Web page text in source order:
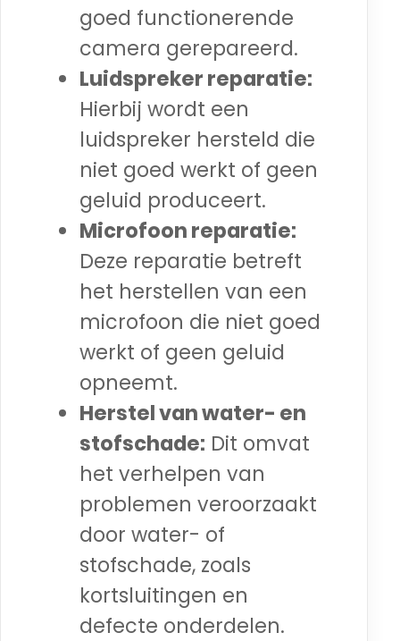
goed functionerende
camera gerepareerd.
Luidspreker reparatie:
Hierbij wordt een
luidspreker hersteld die
niet goed werkt of geen
geluid produceert.
Microfoon reparatie:
Deze reparatie betreft
het herstellen van een
microfoon die niet goed
werkt of geen geluid
opneemt.
Herstel van water- en
stofschade: Dit omvat
het verhelpen van
problemen veroorzaakt
door water- of
stofschade, zoals
kortsluitingen en
defecte onderdelen.